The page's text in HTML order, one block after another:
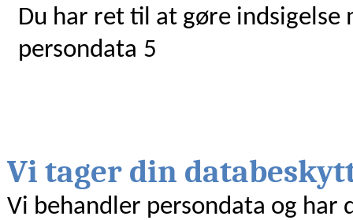
Du har ret til at gøre indsigelse
persondata 5
Vi tager din
Vi behandler persondata og har